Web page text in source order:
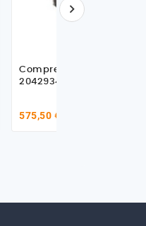
Compresseur pour Volvo
20429343
575,50 €
